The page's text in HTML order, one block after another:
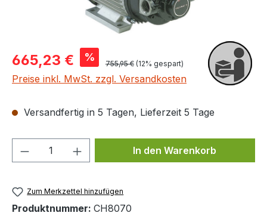
Verkaufspreis:
665,23 € % Regulärer Preis:
755,95 € (12% gespart)
Preise inkl. MwSt. zzgl. Versandkosten
Versandfertig in 5 Tagen, Lieferzeit 5 Tage
Produkt Anzahl: Gib denIn den Warenkorb
Zum Merkzettel hinzufügen
Produktnummer: CH8070